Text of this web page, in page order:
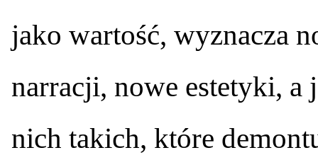
jako wartość, wyznacza
narracji, nowe estetyki, a
nich takich, które